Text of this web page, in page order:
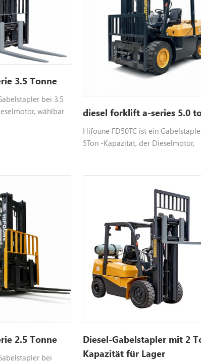
3.5 Tonne
bei 3.5
wählbar
diesel forklift a-series 5.0
Hifoune FD50TC ist ein
5Ton -Kapazität, der Dieselmotor,
2.5 Tonne
bei
Diesel-Gabelstapler mit 2
Kapazität für Lager